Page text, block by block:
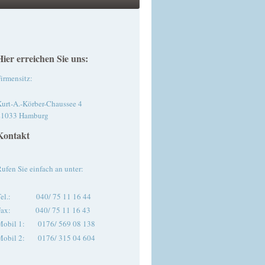
erreichen Sie uns:
A.-Körber-Chaussee 4
Hamburg
Sie einfach an unter:
040/ 75 11 16 44
040/ 75 11 16 43
1: 0176/ 569 08 138
2: 0176/ 315 04 604